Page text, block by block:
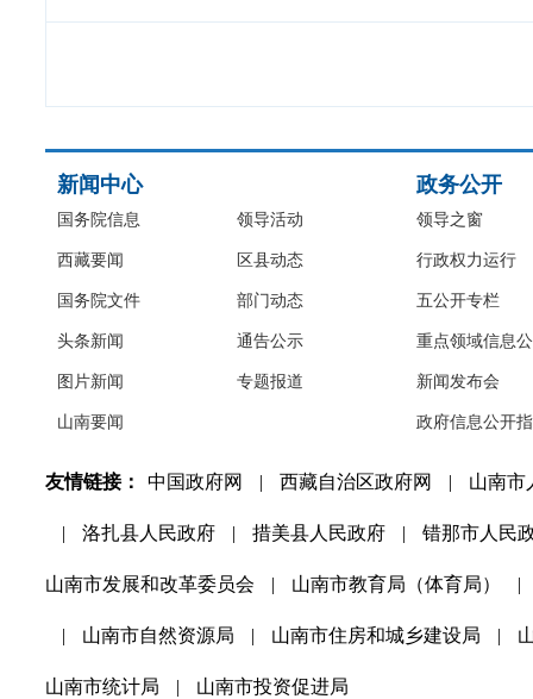
新闻中心
国务院信息
西藏要闻
国务院文件
头条新闻
图片新闻
山南要闻
领导活动
区县动态
部门动态
通告公示
专题报道
政务公开
领导之窗
行政权力运行
五公开专栏
重点领域信息
新闻发布会
政府信息公开
友情链接： 中国政府网 | 西藏自治区政府网 | 山南市
| 洛扎县人民政府 | 措美县人民政府 | 错那市人民
山南市发展和改革委员会 | 山南市教育局（体育局） |
| 山南市自然资源局 | 山南市住房和城乡建设局 |
山南市统计局 | 山南市投资促进局